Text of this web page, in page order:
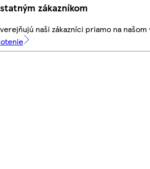
zákazníkom
naši zákazníci priamo na